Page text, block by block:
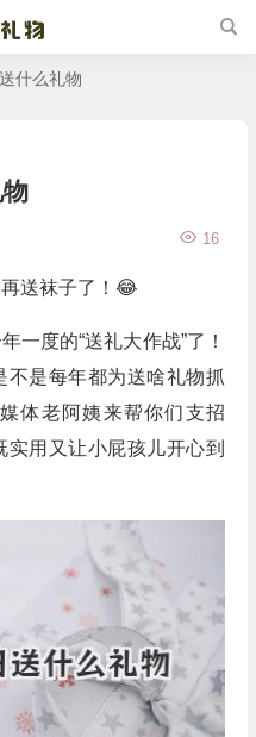
什么礼物
16
送袜子了！😂
一度的“送礼大作战”了！
不是每年都为送啥礼物抓
体老阿姨来帮你们支招
用又让小屁孩儿开心到